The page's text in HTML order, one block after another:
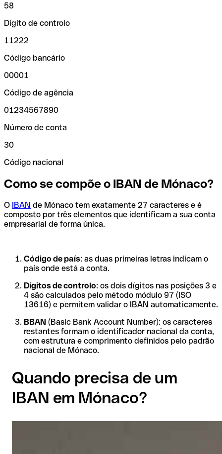
58
Dígito de controlo
11222
Código bancário
00001
Código de agência
01234567890
Número de conta
30
Código nacional
Como se compõe o IBAN de Mónaco?
O IBAN de Mónaco tem exatamente 27 caracteres e é
composto por três elementos que identificam a sua conta
empresarial de forma única.
Código de país: as duas primeiras letras indicam o
país onde está a conta.
Dígitos de controlo: os dois dígitos nas posições 3 e
4 são calculados pelo método módulo 97 (ISO
13616) e permitem validar o IBAN automaticamente.
BBAN (Basic Bank Account Number): os caracteres
restantes formam o identificador nacional da conta,
com estrutura e comprimento definidos pelo padrão
nacional de Mónaco.
Quando precisa de um
IBAN em Mónaco?